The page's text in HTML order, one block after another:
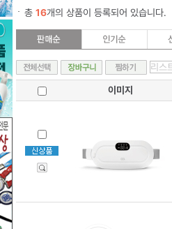
총 16개의 상품이 등록되어 있습니다.
이미지